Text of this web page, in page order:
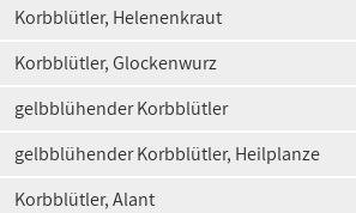
Korbblütler, Helenenkraut
Korbblütler, Glockenwurz
gelbblühender Korbblütler
gelbblühender Korbblütler, Heilplanze
Korbblütler, Alant